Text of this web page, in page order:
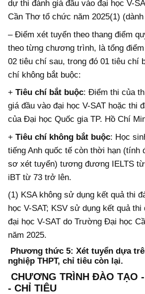
dự thi đánh giá đầu vào đại học V-
Cần Thơ tổ chức năm 2025(1)
– Điểm xét tuyển theo thang điểm
theo từng chương trình, là tổng
02 tiêu chí sau, trong đó 01 tiêu chí
chí không bắt buộc:
+ Tiêu chí bắt buộc: Điểm thi của
giá đầu vào đại học V-SAT hoặc thi
của Đại học Quốc gia TP. Hồ Chí
+ Tiêu chí không bắt buộc: Học
tiếng Anh quốc tế còn thời hạn (tính
sơ xét tuyển) tương đương IELTS
iBT từ 73 trở lên.
(1) KSA không sử dụng kết quả thi
học V-SAT; KSV sử dụng kết quả thi
đại học V-SAT do Trường Đại học
năm 2025.
Phương thức 5: Xét tuyển dựa
nghiệp THPT, chỉ tiêu còn lại.
CHƯƠNG TRÌNH ĐÀO TẠO
- CHỈ TIÊU